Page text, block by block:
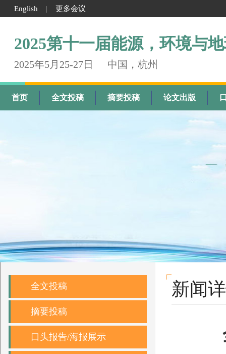
English 更多会议
2025第十一届能源，环境与
2025年5月25-27日 中国，杭州
首页 全文投稿 摘要投稿 论文出版
全文投稿
摘要投稿
口头报告/海报展示
新闻